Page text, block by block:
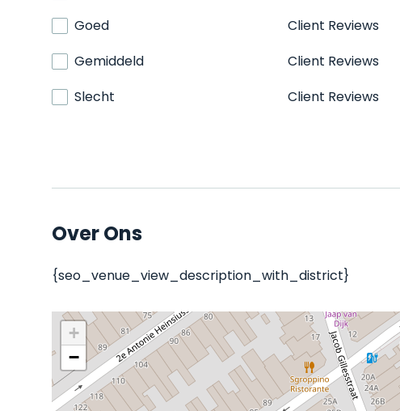
Goed
Client Reviews
Gemiddeld
Client Reviews
Slecht
Client Reviews
Over Ons
{seo_venue_view_description_with_district}
+
−